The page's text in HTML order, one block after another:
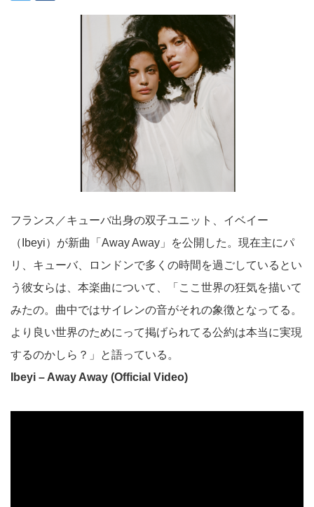
フランス／キューバ出身の双子ユニット、イベイー
（Ibeyi）が新曲「Away Away」を公開した。現在主にパ
リ、キューバ、ロンドンで多くの時間を過ごしているとい
う彼女らは、本楽曲について、「ここ世界の狂気を描いて
みたの。曲中ではサイレンの音がそれの象徴となってる。
より良い世界のためにって掲げられてる公約は本当に実現
するのかしら？」と語っている。
Ibeyi – Away Away (Official Video)